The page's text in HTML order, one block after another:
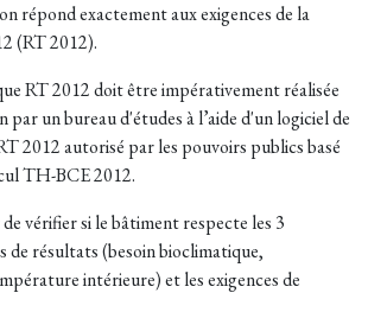
répond exactement aux exigences de la
(RT 2012).
RT 2012 doit être impérativement réalisée
un bureau d'études à l’aide d'un logiciel de
2012 autorisé par les pouvoirs publics basé
TH-BCE 2012.
vérifier si le bâtiment respecte les 3
de résultats (besoin bioclimatique,
intérieure) et les exigences de